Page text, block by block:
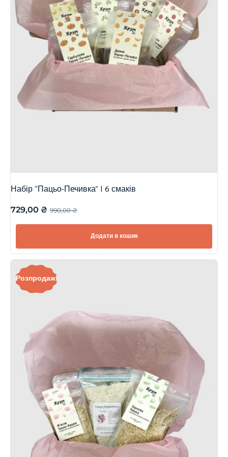
Набір “Пацьо-Печивка” | 6 смаків
990,00₴
729,00 ₴
Додати в кошик
Розпродаж!